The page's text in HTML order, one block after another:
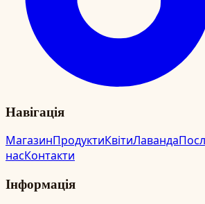
Навігація
МагазинПродуктиКвітиЛаванда
насКонтакти
Інформація